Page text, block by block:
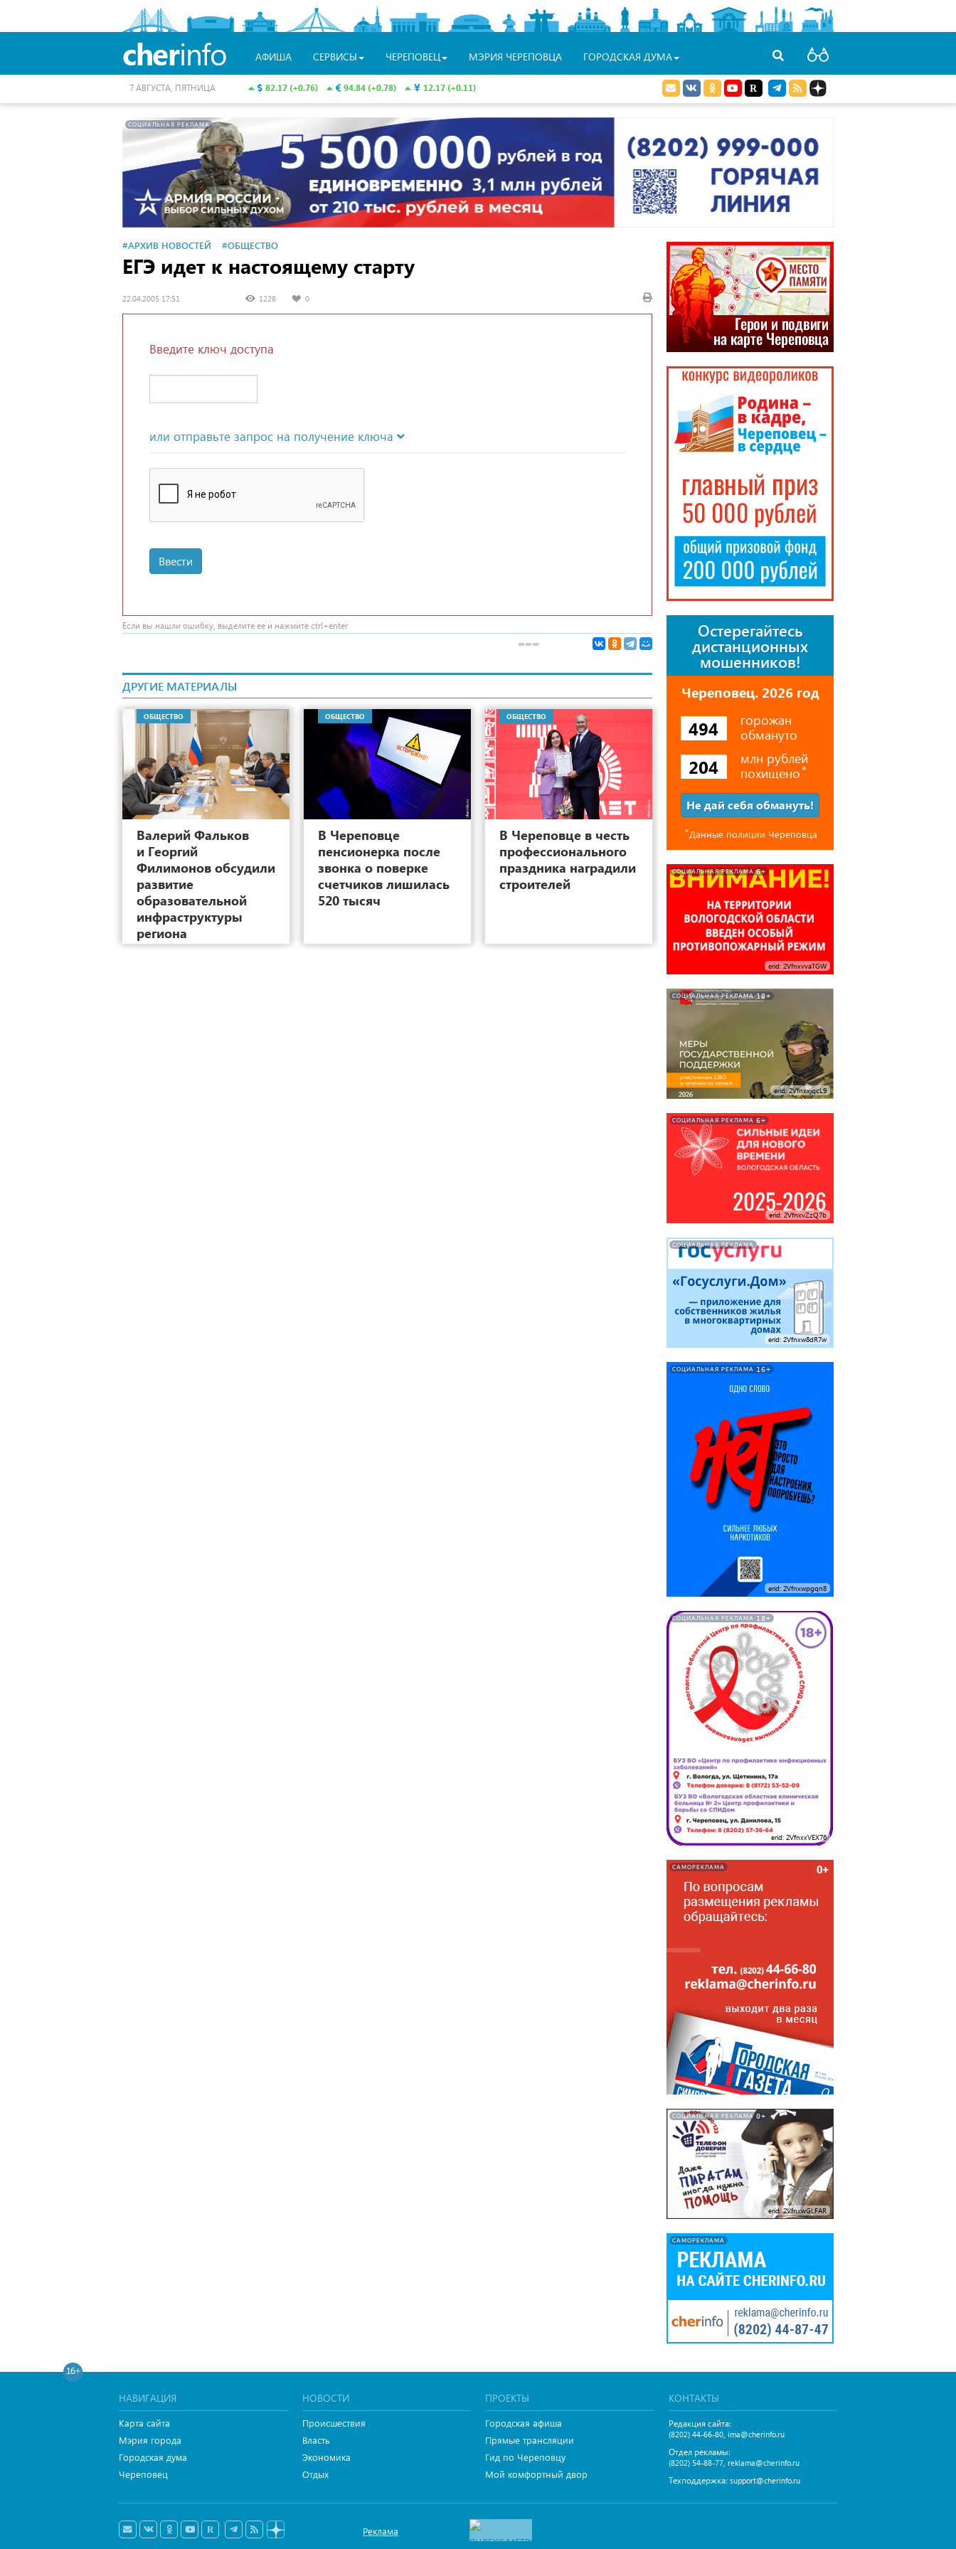
cherinfo АФИША СЕРВИСЫ ЧЕРЕПОВЕЦ МЭРИЯ ЧЕРЕПОВЦА ГОРОДСКАЯ ДУМА
82.17 (+0.76) 94.84 (+0.78) 12.17 (+0.11)
7 АВГУСТА, ПЯТНИЦА
СОЦИАЛЬНАЯ РЕКЛАМА
#АРХИВ НОВОСТЕЙ #ОБЩЕСТВО
ЕГЭ идет к настоящему старту
22.04.2005 17:51 1228 0
Введите ключ доступа
или отправьте запрос на получение ключа
Ввести
Если вы нашли ошибку, выделите ее и нажмите ctrl+enter
ДРУГИЕ МАТЕРИАЛЫ
ОБЩЕСТВО
Валерий Фальков
и Георгий
Филимонов обсудили
развитие
образовательной
инфраструктуры
региона
ОБЩЕСТВО
В Череповце
пенсионерка после
звонка о поверке
счетчиков лишилась
520 тысяч
ОБЩЕСТВО
В Череповце в честь
профессионального
праздника наградили
строителей
Остерегайтесь
дистанционных
мошенников!
Череповец. 2026 год
494
горожан
обмануто
204
млн рублей
похищено⃰
Не дай себя обмануть!
⃰Данные полиции Череповца
СОЦИАЛЬНАЯ РЕКЛАМА 6+
erid: 2VfnxvvaTGW
СОЦИАЛЬНАЯ РЕКЛАМА 18+
erid: 2VfnxxjqcL9
СОЦИАЛЬНАЯ РЕКЛАМА 6+
erid: 2VfnxvZzQ7b
СОЦИАЛЬНАЯ РЕКЛАМА
erid: 2Vfnxw8dR7w
СОЦИАЛЬНАЯ РЕКЛАМА 16+
erid: 2Vfnxwpgqn8
СОЦИАЛЬНАЯ РЕКЛАМА 18+
erid: 2VfnxxVEX76
САМОРЕКЛАМА
СОЦИАЛЬНАЯ РЕКЛАМА 0+
erid: 2VfnxwGLFAR
САМОРЕКЛАМА
16+
НАВИГАЦИЯ
Карта сайта
Мэрия города
Городская дума
Череповец
НОВОСТИ
Происшествия
Власть
Экономика
Отдых
ПРОЕКТЫ
Городская афиша
Прямые трансляции
Гид по Череповцу
Мой комфортный двор
КОНТАКТЫ
Редакция сайта:
(8202) 44-66-80, ima@cherinfo.ru
Отдел рекламы:
(8202) 54-88-77, reklama@cherinfo.ru
Техподдержка: support@cherinfo.ru
Реклама